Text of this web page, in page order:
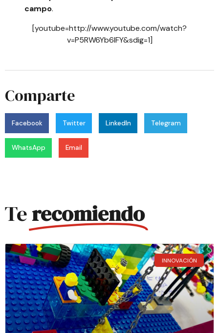
campo.
[youtube=http://www.youtube.com/watch?
v=P5RW6Yb6IFY&sdig=1]
Comparte
Facebook Twitter LinkedIn Telegram
WhatsApp Email
Terecomiendo
INNOVACIÓN